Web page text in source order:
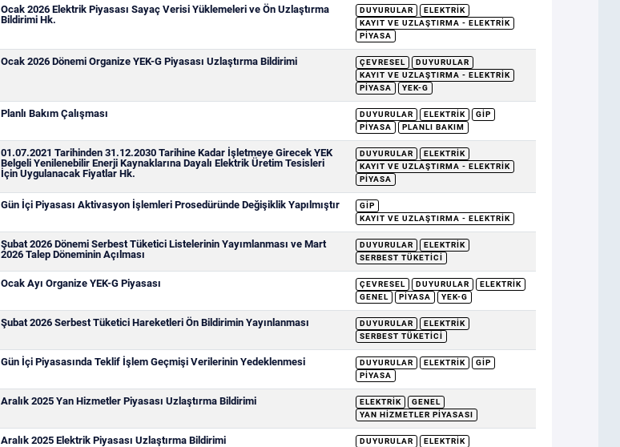
Ocak 2026 Elektrik Piyasası Sayaç Verisi Yüklemeleri ve Ön Uzlaştırma
Bildirimi Hk.
DUYURULAR
ELEKTRIK
KAYIT VE UZLAŞTIRMA - ELEKTRIK
PIYASA
Ocak 2026 Dönemi Organize YEK-G Piyasası Uzlaştırma Bildirimi ÇEVRESEL
DUYURULAR
KAYIT VE UZLAŞTIRMA - ELEKTRIK
PIYASA
YEK-G
Planlı Bakım Çalışması DUYURULAR ELEKTRIK
GİP
PIYASA
PLANLI BAKIM
01.07.2021 Tarihinden 31.12.2030 Tarihine Kadar İşletmeye Girecek YEK
Belgeli Yenilenebilir Enerji Kaynaklarına Dayalı Elektrik Üretim Tesisleri
İçin Uygulanacak Fiyatlar Hk.
DUYURULAR
ELEKTRIK
KAYIT VE UZLAŞTIRMA - ELEKTRIK
PIYASA
Gün İçi Piyasası Aktivasyon İşlemleri Prosedüründe Değişiklik Yapılmıştır
GİP
KAYIT VE UZLAŞTIRMA - ELEKTRIK
Şubat 2026 Dönemi Serbest Tüketici Listelerinin Yayımlanması ve Mart
2026 Talep Döneminin Açılması
DUYURULAR
ELEKTRIK
SERBEST TÜKETICI
Ocak Ayı Organize YEK-G Piyasası ÇEVRESEL DUYURULAR
ELEKTRIK
GENEL
PIYASA YEK-G
Şubat 2026 Serbest Tüketici Hareketleri Ön Bildirimin Yayınlanması DUYURULAR
ELEKTRIK
SERBEST TÜKETICI
Gün İçi Piyasasında Teklif İşlem Geçmişi Verilerinin Yedeklenmesi DUYURULAR ELEKTRIK
GİP
PIYASA
Aralık 2025 Yan Hizmetler Piyasası Uzlaştırma Bildirimi ELEKTRIK
GENEL
YAN HIZMETLER PIYASASI
Aralık 2025 Elektrik Piyasası Uzlaştırma Bildirimi DUYURULAR
ELEKTRIK